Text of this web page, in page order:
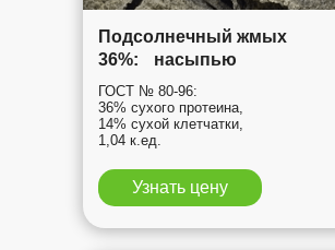
Подсолнечный жмых
36%: насыпью
ГОСТ № 80-96:
36% сухого протеина,
14% сухой клетчатки,
1,04 к.ед.
Узнать цену